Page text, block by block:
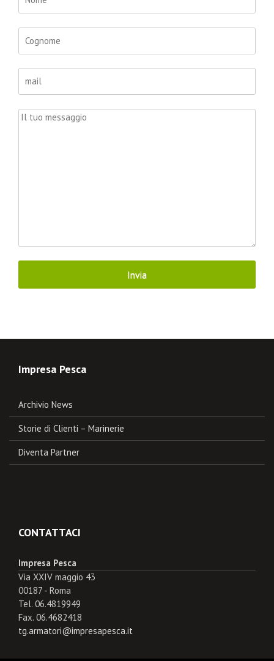
Impresa Pesca
Archivio News
Storie di Clienti – Marinerie
Diventa Partner
CONTATTACI
Impresa Pesca
Via XXIV maggio 43
00187 - Roma
Tel. 06.4819949
Fax. 06.4682418
tg.armatori@impresapesca.it